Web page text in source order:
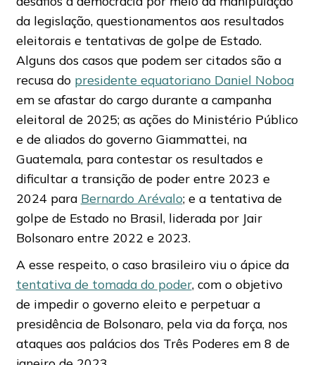
da legislação, questionamentos aos resultados
eleitorais e tentativas de golpe de Estado.
Alguns dos casos que podem ser citados são a
recusa do presidente equatoriano Daniel Noboa
em se afastar do cargo durante a campanha
eleitoral de 2025; as ações do Ministério Público
e de aliados do governo Giammattei, na
Guatemala, para contestar os resultados e
dificultar a transição de poder entre 2023 e
2024 para Bernardo Arévalo; e a tentativa de
golpe de Estado no Brasil, liderada por Jair
Bolsonaro entre 2022 e 2023.
A esse respeito, o caso brasileiro viu o ápice da
tentativa de tomada do poder, com o objetivo
de impedir o governo eleito e perpetuar a
presidência de Bolsonaro, pela via da força, nos
ataques aos palácios dos Três Poderes em 8 de